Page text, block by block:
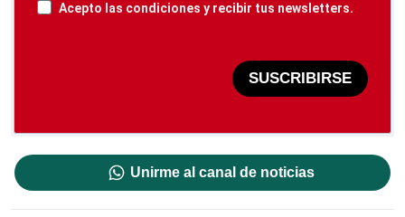
Acepto las condiciones y recibir tus newsletters.
SUSCRIBIRSE
Unirme al canal de noticias